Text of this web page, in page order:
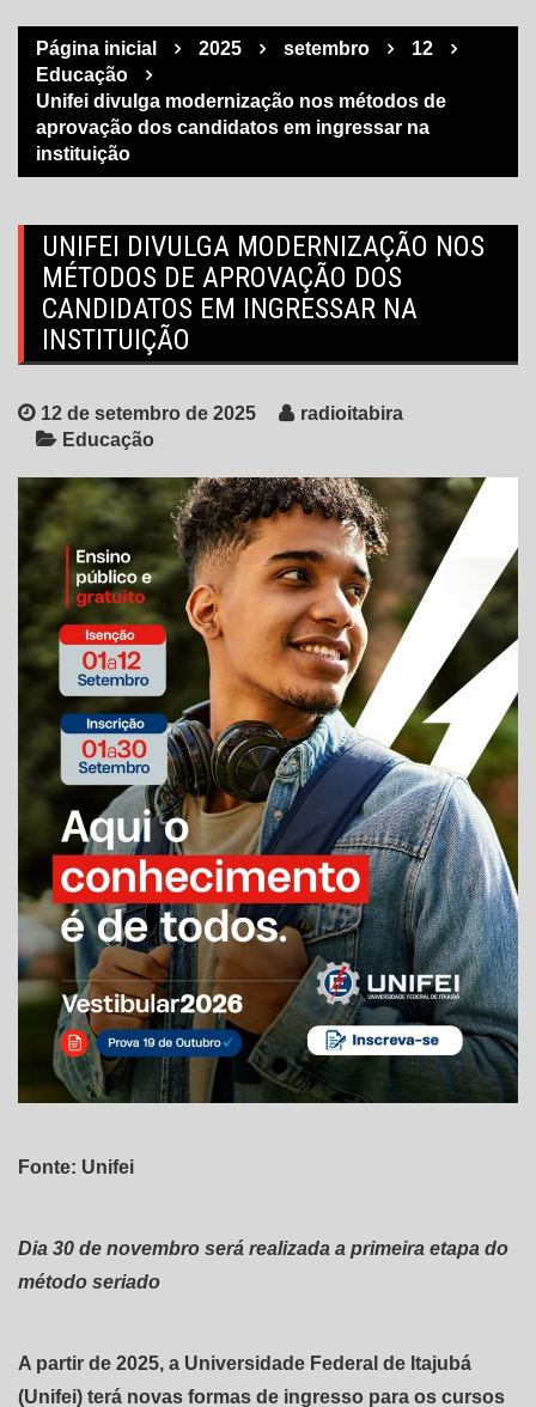
Página inicial 2025 setembro
12
Educação
Unifei divulga modernização nos métodos de
aprovação dos candidatos em ingressar na
instituição
UNIFEI DIVULGA MODERNIZAÇÃO NOS
MÉTODOS DE APROVAÇÃO DOS
CANDIDATOS EM INGRESSAR NA
INSTITUIÇÃO
12 de setembro de 2025
radioitabira
Educação
Fonte: Unifei
Dia 30 de novembro será realizada a primeira etapa do
método seriado
A partir de 2025, a Universidade Federal de Itajubá
(Unifei) terá novas formas de ingresso para os cursos